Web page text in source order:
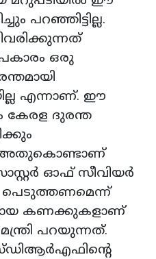
പറഞ്ഞിട്ടില്ല.
ഒരു
എന്നാണ്. ഈ
കേരള ദുരന്ത
അതുകൊണ്ടാണ്
ഓഫ് സീവിയർ
പെടുത്തണമെന്ന്‌
കണക്കുകളാണ്
പറയുന്നത്.